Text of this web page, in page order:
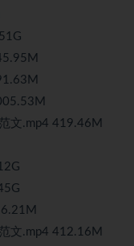
文.mp4 419.46M
文.mp4 412.16M